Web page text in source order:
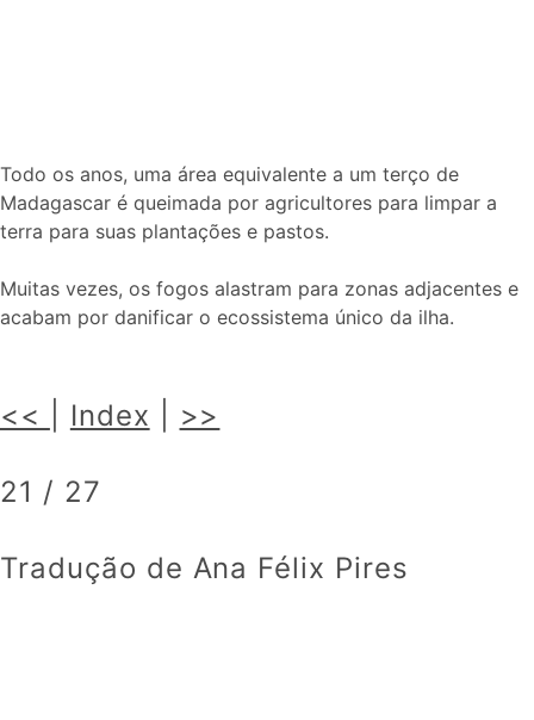
Todo os anos, uma área equivalente a um terço de
Madagascar é queimada por agricultores para limpar a
terra para suas plantações e pastos.
Muitas vezes, os fogos alastram para zonas adjacentes e
acabam por danificar o ecossistema único da ilha.
<< Index >>
21 / 27
Tradução de Ana Félix Pires